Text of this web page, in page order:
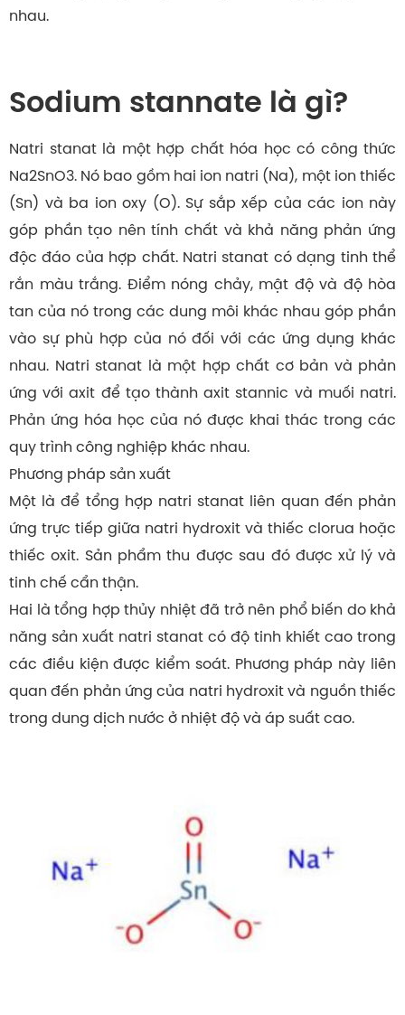
nhau.
Sodium stannate là gì?
Natri stanatlà một hợp chất hóa học có công thức
Na2SnO3. Nó bao gồm hai ion natri (Na), một ion thiếc
(Sn) và ba ion oxy (O). Sự sắp xếp của các ion này
góp phần tạo nên tính chất và khả năng phản ứng
độc đáo của hợp chất. Natri stanat có dạng tinh thể
rắn màu trắng. Điểm nóng chảy, mật độ và độ hòa
tan của nó trong các dung môi khác nhau góp phần
vào sự phù hợp của nó đối với các ứng dụng khác
nhau. Natri stanat là một hợp chất cơ bản và phản
ứng với axit để tạo thành axit stannic và muối natri.
Phản ứng hóa học của nó được khai thác trong các
quy trình công nghiệp khác nhau.
Phương pháp sản xuất
Một là để tổng hợp natri stanat liên quan đến phản
ứng trực tiếp giữa natri hydroxit và thiếc clorua hoặc
thiếc oxit. Sản phẩm thu được sau đó được xử lý và
tinh chế cẩn thận.
Hai là tổng hợp thủy nhiệt đã trở nên phổ biến do khả
năng sản xuất natri stanat có độ tinh khiết cao trong
các điều kiện được kiểm soát. Phương pháp này liên
quan đến phản ứng của natri hydroxit và nguồn thiếc
trong dung dịch nước ở nhiệt độ và áp suất cao.